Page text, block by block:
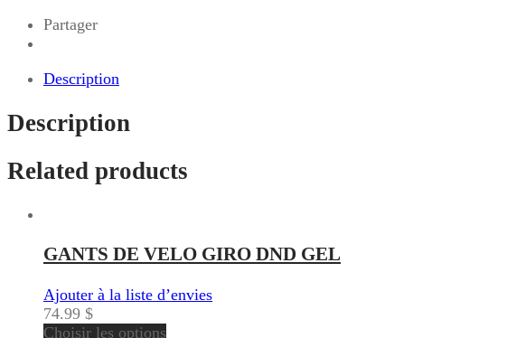
Partager
Description
Description
Related products
GANTS DE VELO GIRO DND GEL
Ajouter à la liste d’envies
74.99 $
Choisir les options